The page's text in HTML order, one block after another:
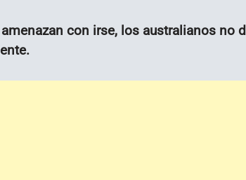
con irse, los australianos no